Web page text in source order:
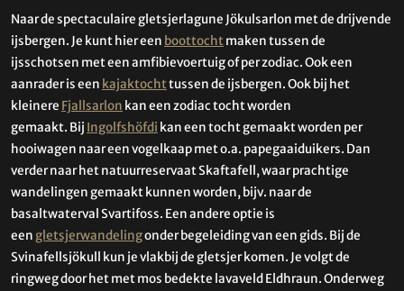
Naar de spectaculaire gletsjerlagune Jökulsarlon met de drijvende
ijsbergen. Je kunt hier een boottochtmaken tussen de
ijsschotsen met een amfibievoertuig of per zodiac. Ook een
aanrader is een kajaktochttussen de ijsbergen. Ook bij het
kleinere Fjallsarlon kan een zodiac tocht worden
gemaakt. Bij Ingolfshöfdi kan een tocht gemaakt worden per
hooiwagen naar een vogelkaap met o.a. papegaaiduikers. Dan
verder naar het natuurreservaat Skaftafell, waar prachtige
wandelingen gemaakt kunnen worden, bijv. naar de
basaltwaterval Svartifoss. Een andere optie is
een gletsjerwandelingonder begeleiding van een gids. Bij de
Svinafellsjökull kun je vlakbij de gletsjer komen. Je volgt de
ringweg door het met mos bedekte lavaveld Eldhraun. Onderweg